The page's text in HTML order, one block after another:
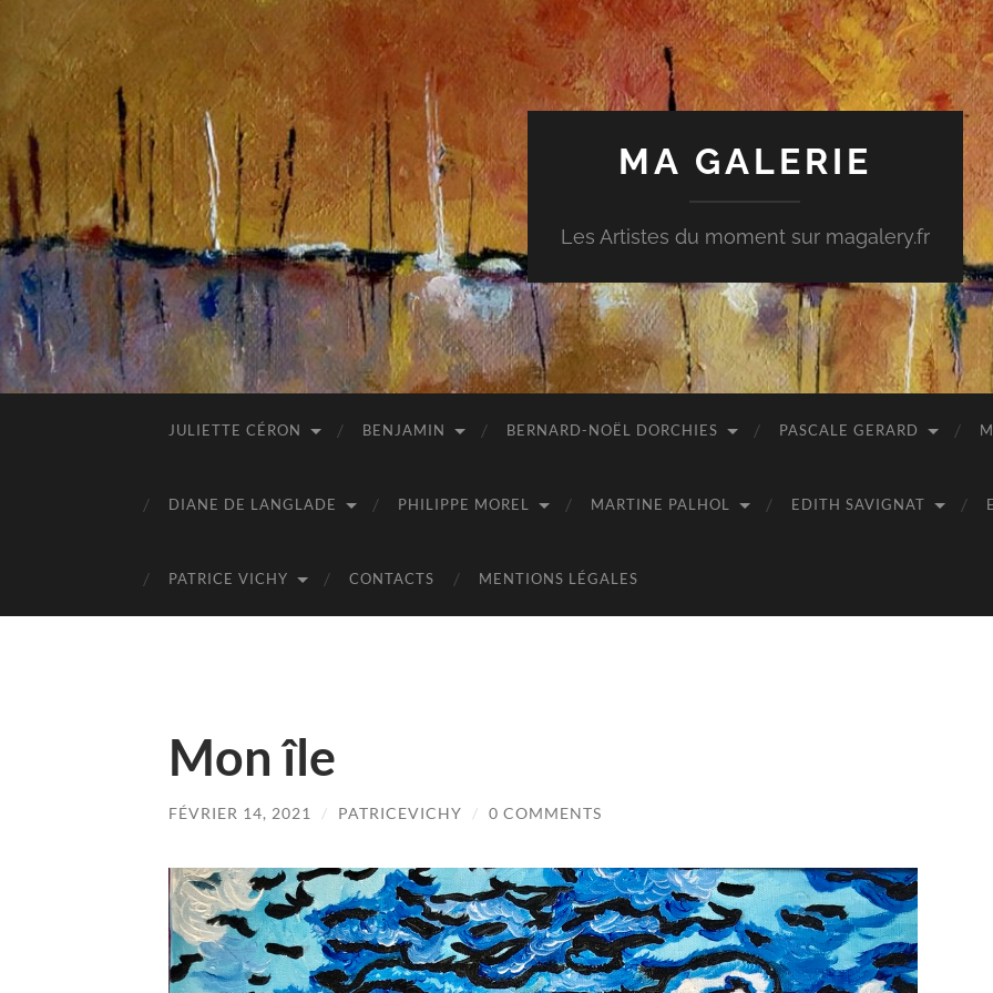
MA GALERIE
Les Artistes du moment sur magalery.fr
JULIETTE CÉRON BENJAMIN BERNARD-NOËL DORCHIES PASCALE GERARD
DIANE DE LANGLADE PHILIPPE MOREL MARTINE PALHOL EDITH SAVIGNAT
PATRICE VICHY CONTACTS MENTIONS LÉGALES
Mon île
FÉVRIER 14, 2021 / PATRICEVICHY / 0 COMMENTS